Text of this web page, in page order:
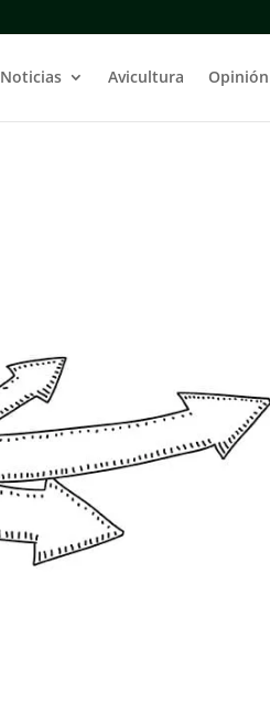
Noticias Avicultura Opinión